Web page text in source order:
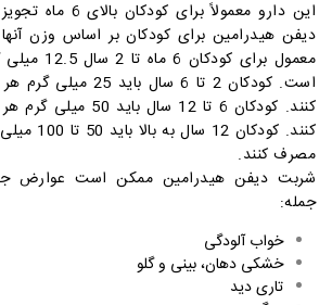
این دارو معمولاً
دیفن هیدرامین برای کودکان بر اساس وزن
مصرف کنند.
شربت دیفن هیدرامین ممکن است عوارض
جمله:
خواب آلودگی
خشکی دهان، بینی و گلو
تاری دید